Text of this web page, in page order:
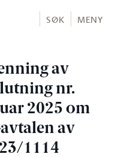
SØK MENY
av
nr.
2025 om
av
1114